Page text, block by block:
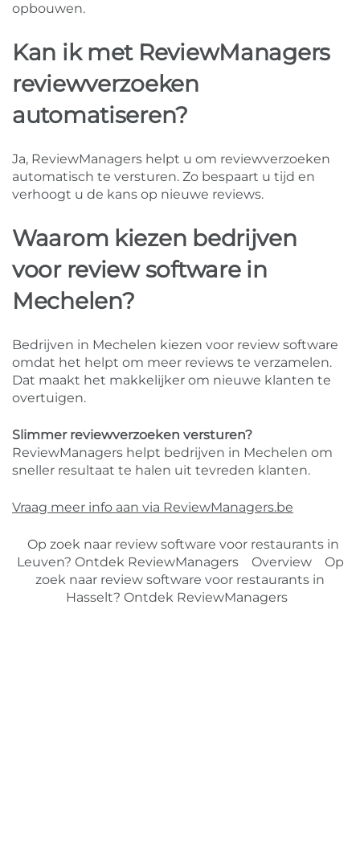
opbouwen.
Kan ik met ReviewManagers
reviewverzoeken
automatiseren?
Ja, ReviewManagers helpt u om reviewverzoeken
automatisch te versturen. Zo bespaart u tijd en
verhoogt u de kans op nieuwe reviews.
Waarom kiezen bedrijven
voor review software in
Mechelen?
Bedrijven in Mechelen kiezen voor review software
omdat het helpt om meer reviews te verzamelen.
Dat maakt het makkelijker om nieuwe klanten te
overtuigen.
Slimmer reviewverzoeken versturen?
ReviewManagers helpt bedrijven in Mechelen om
sneller resultaat te halen uit tevreden klanten.
Vraag meer info aan via ReviewManagers.be
Op zoek naar review software voor restaurants in
Leuven? Ontdek ReviewManagers
Overview
Op
zoek naar review software voor restaurants in
Hasselt? Ontdek ReviewManagers